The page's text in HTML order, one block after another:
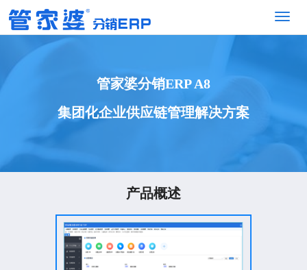
管家婆分销ERP A8
集团化企业供应链管理解决方案
产品概述